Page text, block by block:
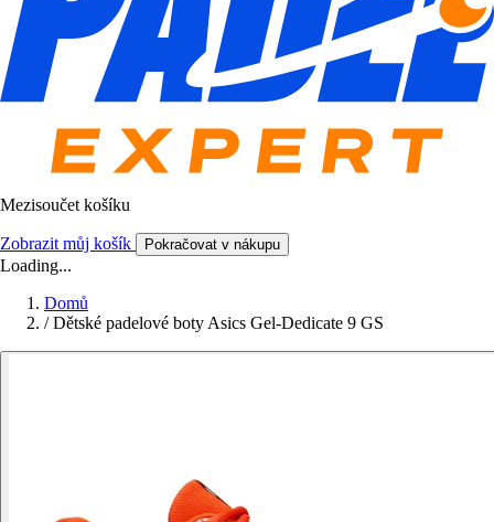
Mezisoučet košíku
Zobrazit můj košík Pokračovat v nákupu
Loading...
Domů
/ Dětské padelové boty Asics Gel-Dedicate 9 GS